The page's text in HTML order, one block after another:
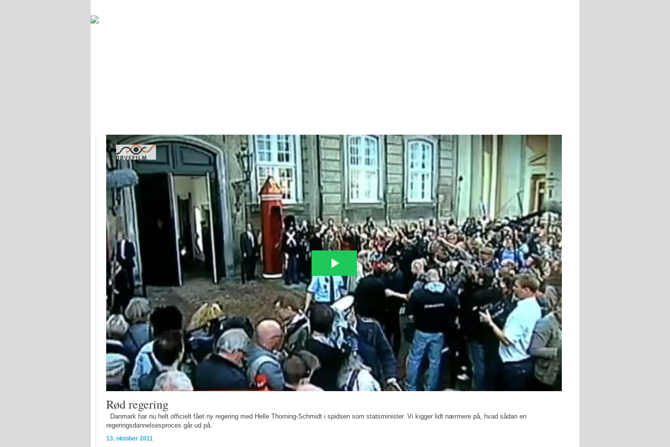
Rød regering
Danmark har nu helt officielt fået ny regering med Helle Thorning-Schmidt i spidsen som statsminister. Vi kigger lidt nærmere på, hvad sådan en
regeringsdannelsesproces går ud på.
13. oktober 2011